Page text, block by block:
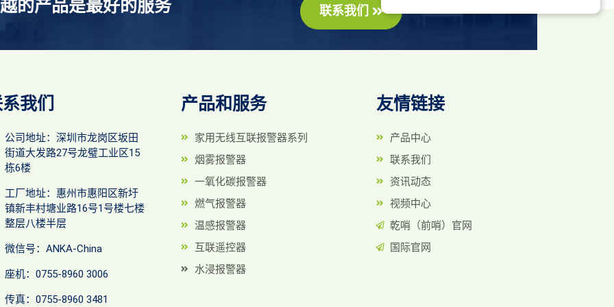
的产品是最好的服务 联系我们
我们
公司地址：深圳市龙岗区坂田
街道大发路27号龙璧工业区15
栋6楼
工厂地址：惠州市惠阳区新圩
镇新丰村塘业路16号1号楼七楼
整层八楼半层
微信号：ANKA-China
座机：0755-8960 3006
传真：0755-8960 3481
产品和服务
家用无线互联报警器系列
烟雾报警器
一氧化碳报警器
燃气报警器
温感报警器
互联遥控器
水浸报警器
友情链接
产品中心
联系我们
资讯动态
视频中心
乾哨（前哨）官网
国际官网